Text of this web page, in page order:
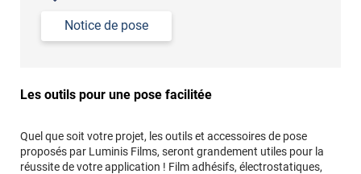
Notice de pose
Les outils pour une pose facilitée
Quel que soit votre projet, les outils et accessoires de pose
proposés par Luminis Films, seront grandement utiles pour la
réussite de votre application ! Film adhésifs, électrostatiques,